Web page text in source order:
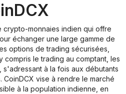
crypto-monnaies indien qui offre
échanger une large gamme de
options de trading sécurisées,
le trading au comptant, les
à la fois aux débutants
vise à rendre le marché
à la population indienne, en